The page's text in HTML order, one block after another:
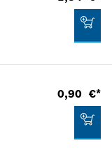
0,90 €*